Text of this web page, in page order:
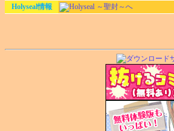
Holyseal情報
Holyseal ～聖封～へ